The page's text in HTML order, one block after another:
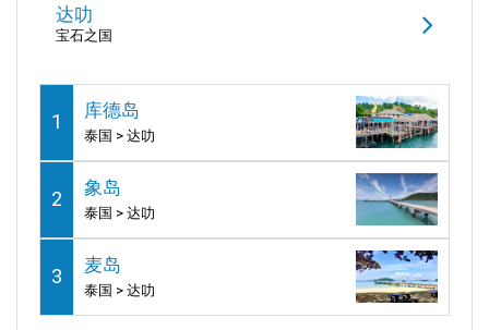
达叻
宝石之国
1
库德岛
泰国 > 达叻
2
象岛
泰国 > 达叻
3
麦岛
泰国 > 达叻